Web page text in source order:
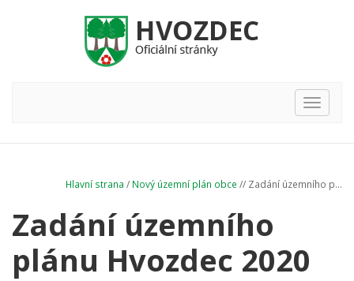
Hlavní
nabídka
Hlavní strana / Nový územní plán obce // Zadání územního p...
Zadání územního
plánu Hvozdec 2020